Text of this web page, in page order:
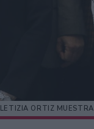
LETIZIA ORTIZ